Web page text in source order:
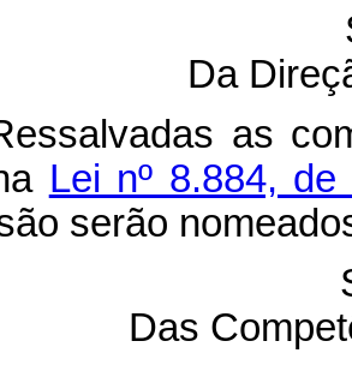
Da
as
Lei nº 8.884,
serão
Das